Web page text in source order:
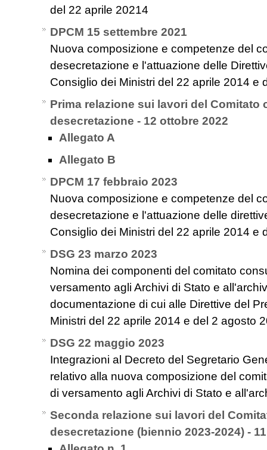
del 22 aprile 20214
DPCM 15 settembre 2021
Nuova composizione e competenze del
desecretazione e l'attuazione delle
Consiglio dei Ministri del 22 aprile 2014 e
Prima relazione sui lavori del Comitato
desecretazione - 12 ottobre 2022
Allegato A
Allegato B
DPCM 17 febbraio 2023
Nuova composizione e competenze del
desecretazione e l'attuazione delle
Consiglio dei Ministri del 22 aprile 2014 e
DSG 23 marzo 2023
Nomina dei componenti del comitato
versamento agli Archivi di Stato e
documentazione di cui alle Direttive del
Ministri del 22 aprile 2014 e del 2 agosto
DSG 22 maggio 2023
Integrazioni al Decreto del Segretario
relativo alla nuova composizione del
di versamento agli Archivi di Stato e
Seconda relazione sui lavori del
desecretazione (biennio 2023-2024) -